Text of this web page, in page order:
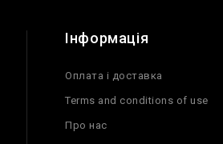
Інформація
Оплата і доставка
Terms and conditions of use
Про нас